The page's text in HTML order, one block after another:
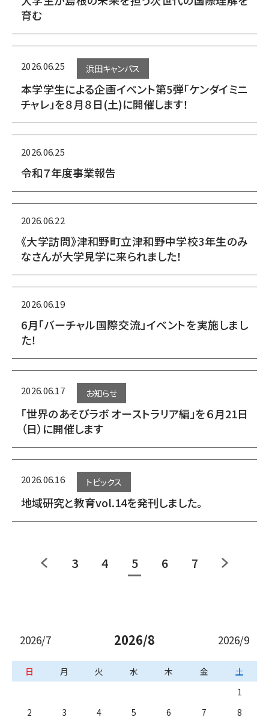
育む
2026.06.25 浜田キャンパス
本学学生による企画イベント第5弾「ケンダイミニ
チャレ」を８月８日(土)に開催します！
2026.06.25
令和７年度事業報告
2026.06.22
《大学訪問》津和野町立津和野中学校3年生のみ
なさんが大学見学に来られました！
2026.06.19
6月「バーチャル国際交流」イベントを実施しまし
た！
2026.06.17 お知らせ
「世界のあそびラボ オーストラリア編」を６月21日
（日）に開催します
2026.06.16 トピックス
地域研究と教育vol.14を発刊しました。
3 4 5 6 7
2026/7 2026/8 2026/9
日 月 火 水 木 金
土
1
2
3 4 5 6 7
8